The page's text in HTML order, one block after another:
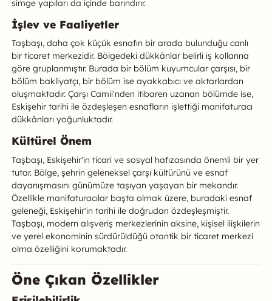
simge yapıları da içinde barındırır.
İşlev ve Faaliyetler
Taşbaşı, daha çok küçük esnafın bir arada bulunduğu canlı
bir ticaret merkezidir. Bölgedeki dükkânlar belirli iş kollarına
göre gruplanmıştır. Burada bir bölüm kuyumcular çarşısı, bir
bölüm bakliyatçı, bir bölüm ise ayakkabıcı ve aktarlardan
oluşmaktadır. Çarşı Camii'nden itibaren uzanan bölümde ise,
Eskişehir tarihi ile özdeşleşen esnafların işlettiği manifaturacı
dükkânları yoğunluktadır.
Kültürel Önem
Taşbaşı, Eskişehir'in ticari ve sosyal hafızasında önemli bir yer
tutar. Bölge, şehrin geleneksel çarşı kültürünü ve esnaf
dayanışmasını günümüze taşıyan yaşayan bir mekandır.
Özellikle manifaturacılar başta olmak üzere, buradaki esnaf
geleneği, Eskişehir'in tarihi ile doğrudan özdeşleşmiştir.
Taşbaşı, modern alışveriş merkezlerinin aksine, kişisel ilişkilerin
ve yerel ekonominin sürdürüldüğü otantik bir ticaret merkezi
olma özelliğini korumaktadır.
Öne Çıkan Özellikler